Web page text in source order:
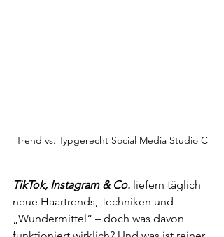
Trend vs. Typgerecht Social Media Studio C
TikTok, Instagram & Co. liefern täglich
neue Haartrends, Techniken und
„Wundermittel“ – doch was davon